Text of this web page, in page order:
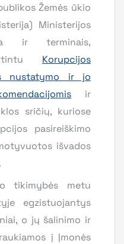
Žemės ūkio
Ministerijos
ir terminais,
Korupcijos
nustatymo ir jo
ir
sričių, kuriose
pasireiškimo
išvados
.
tikimybės metu
egzistuojantys
o jų šalinimo ir
į Įmonės